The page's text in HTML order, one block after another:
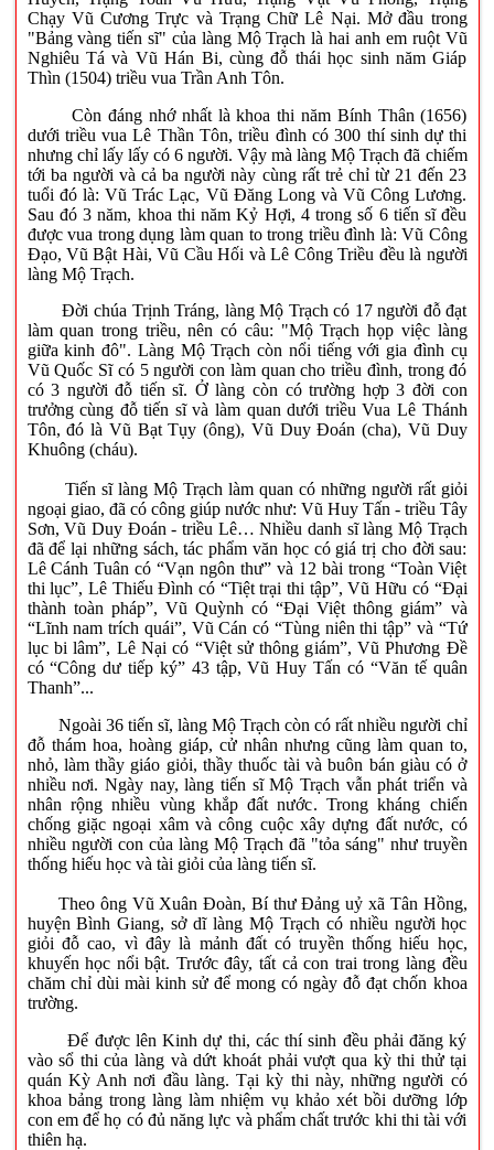
Chạy Vũ Cương Trực và Trạng Chữ Lê Nại. Mở đầu trong
"Bảng vàng tiến sĩ" của làng Mộ Trạch là hai anh em ruột Vũ
Nghiêu Tá và Vũ Hán Bi, cùng đỗ thái học sinh năm Giáp
Thìn (1504) triều vua Trần Anh Tôn.
Còn đáng nhớ nhất là khoa thi năm Bính Thân (1656)
dưới triều vua Lê Thần Tôn, triều đình có 300 thí sinh dự thi
nhưng chỉ lấy lấy có 6 người. Vậy mà làng Mộ Trạch đã chiếm
tới ba người và cả ba người này cùng rất trẻ chỉ từ 21 đến 23
tuổi đó là: Vũ Trác Lạc, Vũ Đăng Long và Vũ Công Lương.
Sau đó 3 năm, khoa thi năm Kỷ Hợi, 4 trong số 6 tiến sĩ đều
được vua trong dụng làm quan to trong triều đình là: Vũ Công
Đạo, Vũ Bật Hài, Vũ Cầu Hối và Lê Công Triều đều là người
làng Mộ Trạch.
Đời chúa Trịnh Tráng, làng Mộ Trạch có 17 người đỗ đạt
làm quan trong triều, nên có câu: "Mộ Trạch họp việc làng
giữa kinh đô". Làng Mộ Trạch còn nổi tiếng với gia đình cụ
Vũ Quốc Sĩ có 5 người con làm quan cho triều đình, trong đó
có 3 người đỗ tiến sĩ. Ở làng còn có trường hợp 3 đời con
trưởng cùng đỗ tiến sĩ và làm quan dưới triều Vua Lê Thánh
Tôn, đó là Vũ Bạt Tụy (ông), Vũ Duy Đoán (cha), Vũ Duy
Khuông (cháu).
Tiến sĩ làng Mộ Trạch làm quan có những người rất giỏi
ngoại giao, đã có công giúp nước như: Vũ Huy Tấn - triều Tây
Sơn, Vũ Duy Đoán - triều Lê… Nhiều danh sĩ làng Mộ Trạch
đã để lại những sách, tác phẩm văn học có giá trị cho đời sau:
Lê Cánh Tuân có “Vạn ngôn thư” và 12 bài trong “Toàn Việt
thi lục”, Lê Thiếu Đình có “Tiệt trại thi tập”, Vũ Hữu có “Đại
thành toàn pháp”, Vũ Quỳnh có “Đại Việt thông giám” và
“Lĩnh nam trích quái”, Vũ Cán có “Tùng niên thi tập” và “Tứ
lục bi lâm”, Lê Nại có “Việt sử thông giám”, Vũ Phương Đề
có “Công dư tiếp ký” 43 tập, Vũ Huy Tấn có “Văn tế quân
Thanh”...
Ngoài 36 tiến sĩ, làng Mộ Trạch còn có rất nhiều người chỉ
đỗ thám hoa, hoàng giáp, cử nhân nhưng cũng làm quan to,
nhỏ, làm thầy giáo giỏi, thầy thuốc tài và buôn bán giàu có ở
nhiều nơi. Ngày nay, làng tiến sĩ Mộ Trạch vẫn phát triển và
nhân rộng nhiều vùng khắp đất nước. Trong kháng chiến
chống giặc ngoại xâm và công cuộc xây dựng đất nước, có
nhiều người con của làng Mộ Trạch đã "tỏa sáng" như truyền
thống hiếu học và tài giỏi của làng tiến sĩ.
Theo ông Vũ Xuân Đoàn, Bí thư Đảng uỷ xã Tân Hồng,
huyện Bình Giang, sở dĩ làng Mộ Trạch có nhiều người học
giỏi đỗ cao, vì đây là mảnh đất có truyền thống hiếu học,
khuyến học nổi bật. Trước đây, tất cả con trai trong làng đều
chăm chỉ dùi mài kinh sử để mong có ngày đỗ đạt chốn khoa
trường.
Để được lên Kinh dự thi, các thí sinh đều phải đăng ký
vào sổ thi của làng và dứt khoát phải vượt qua kỳ thi thử tại
quán Kỳ Anh nơi đầu làng. Tại kỳ thi này, những người có
khoa bảng trong làng làm nhiệm vụ khảo xét bồi dưỡng lớp
con em để họ có đủ năng lực và phẩm chất trước khi thi tài với
thiên hạ.